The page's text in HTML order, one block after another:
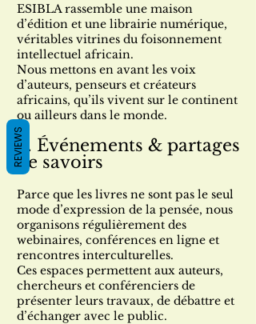
ESIBLA rassemble une maison
d’édition et une librairie numérique,
véritables vitrines du foisonnement
intellectuel africain.
Nous mettons en avant les voix
d’auteurs, penseurs et créateurs
africains, qu’ils vivent sur le continent
ou ailleurs dans le monde.
2. Événements & partages
de savoirs
Parce que les livres ne sont pas le seul
mode d’expression de la pensée, nous
organisons régulièrement des
webinaires, conférences en ligne et
rencontres interculturelles.
Ces espaces permettent aux auteurs,
chercheurs et conférenciers de
présenter leurs travaux, de débattre et
d’échanger avec le public.
REVIEWS